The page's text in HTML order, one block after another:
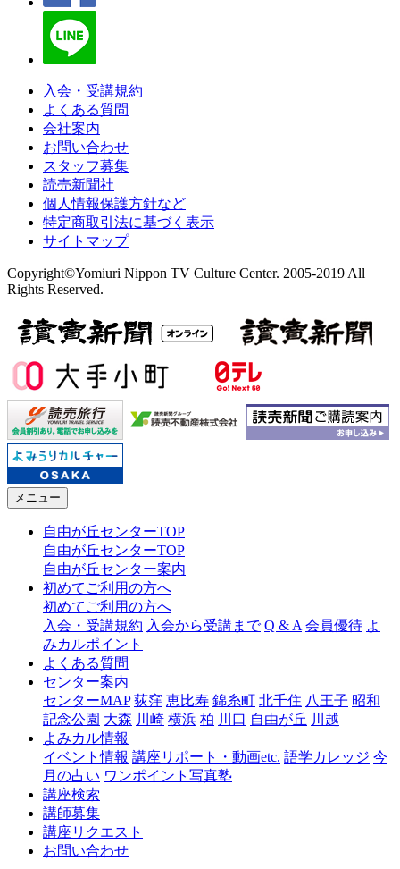
入会・受講規約
よくある質問
会社案内
お問い合わせ
スタッフ募集
読売新聞社
個人情報保護方針など
特定商取引法に基づく表示
サイトマップ
Copyright©Yomiuri Nippon TV Culture Center. 2005-2019 All
Rights Reserved.
メニュー
自由が丘センターTOP
自由が丘センターTOP
自由が丘センター案内
初めてご利用の方へ
初めてご利用の方へ
入会・受講規約 入会から受講まで Q & A 会員優待 よ
みカルポイント
よくある質問
センター案内
センターMAP 荻窪 恵比寿 錦糸町 北千住 八王子 昭和
記念公園 大森 川崎 横浜 柏 川口 自由が丘 川越
よみカル情報
イベント情報 講座リポート・動画etc. 語学カレッジ 今
月の占い ワンポイント写真塾
講座検索
講師募集
講座リクエスト
お問い合わせ